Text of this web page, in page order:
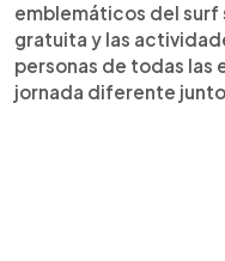
emblemáticos del surf
gratuita y las
personas de todas las
jornada diferente junto